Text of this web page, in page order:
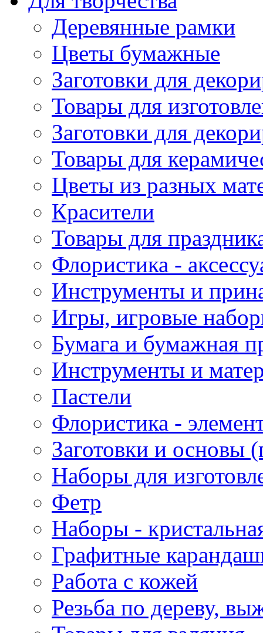
Деревянные рамки
Цветы бумажные
Заготовки для
Товары для
Заготовки для
Товары для
Цветы из разных
Красители
Товары для
Флористика -
Инструменты и
Игры, игровые
Бумага и бумажная
Инструменты и
Пастели
Флористика -
Заготовки и основы
Наборы для
Фетр
Наборы -
Графитные
Работа с кожей
Резьба по дереву,